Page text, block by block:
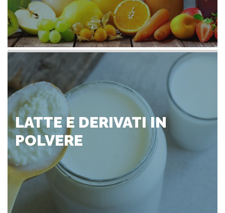
LATTE E DERIVATI IN
POLVERE